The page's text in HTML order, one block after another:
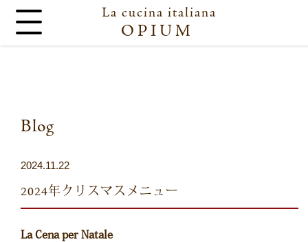
La cucina italiana
OPIUM
Blog
2024.11.22
2024年クリスマスメニュー
La Cena per Natale